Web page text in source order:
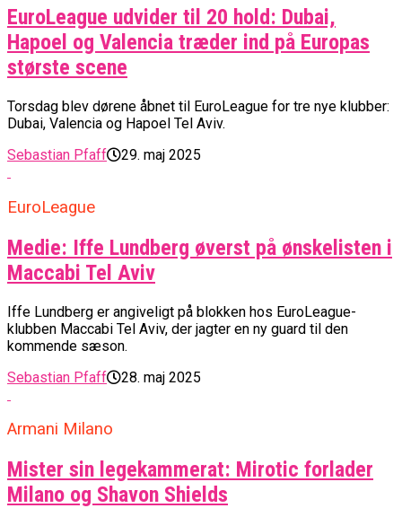
EuroLeague udvider til 20 hold: Dubai,
Hapoel og Valencia træder ind på Europas
største scene
Torsdag blev dørene åbnet til EuroLeague for tre nye klubber:
Dubai, Valencia og Hapoel Tel Aviv.
Sebastian Pfaff
29. maj 2025
EuroLeague
Medie: Iffe Lundberg øverst på ønskelisten i
Maccabi Tel Aviv
Iffe Lundberg er angiveligt på blokken hos EuroLeague-
klubben Maccabi Tel Aviv, der jagter en ny guard til den
kommende sæson.
Sebastian Pfaff
28. maj 2025
Armani Milano
Mister sin legekammerat: Mirotic forlader
Milano og Shavon Shields